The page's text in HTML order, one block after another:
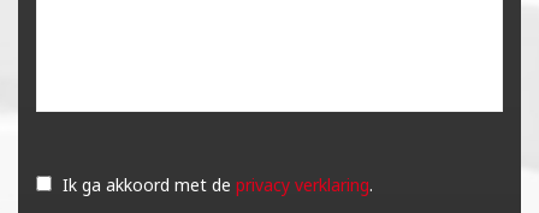
dit Ik ga akkoord met de privacy verklaring.